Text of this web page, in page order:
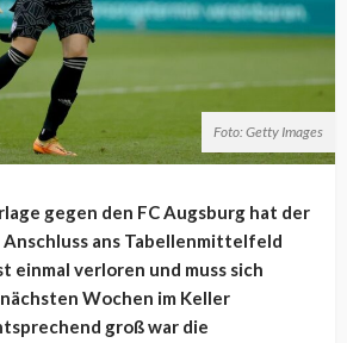
Foto: Getty Images
gegen den FC Augsburg hat der
Anschluss ans Tabellenmittelfeld
einmal verloren und muss sich
Wochen im Keller
groß war die